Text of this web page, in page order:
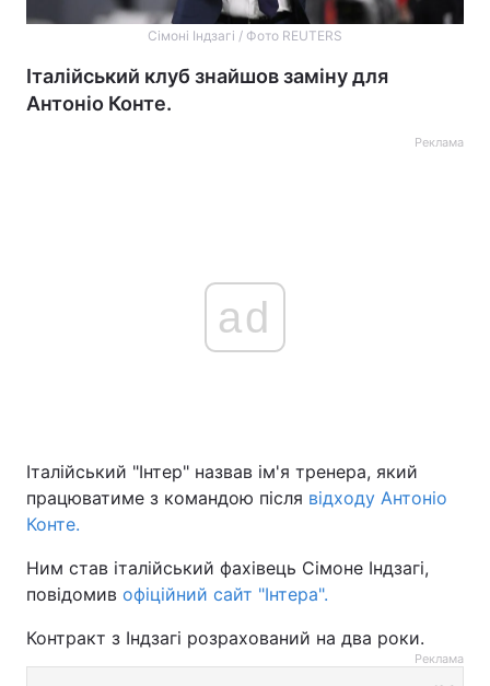
Сімоні Індзагі / Фото REUTERS
Італійський клуб знайшов заміну для
Антоніо Конте.
Реклама
ad
Італійський "Інтер" назвав ім'я тренера, який
працюватиме з командою після відходу Антоніо
Конте.
Ним став італійський фахівець Сімоне Індзагі,
повідомив офіційний сайт "Інтера".
Контракт з Індзагі розрахований на два роки.
Реклама